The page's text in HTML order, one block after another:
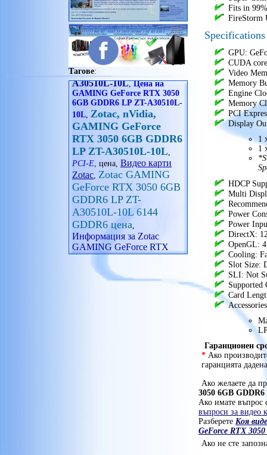
Seasonic
SHARKOON
Shuttle
Spire
Super Flower
SUPERMICRO
Thermalright
Thermaltake
Trendsonic
XIGMATEK
Xilence
XPG
Zalman
Zebra
или изберете
захранвания втора употреба
офис принадлежности
очила
принадлежности
радиостанции
рамка за снимка
сплитери
телескоп
уреди за дома
фитнес гривни
часовници
Тагове:
GAMING GeForce RTX
3050 6GB GDDR6 LP ZT-
A30510L-10L
GAMING GeForce RTX 3050
6GB GDDR6 LP ZT-A30510L-
10L, Zotac, nVidia,
GAMING GeForce
RTX 3050 6GB GDDR6
LP ZT-A30510L-10L,
PCI-E, цена,Видео карти
Zotac, Zotac GAMING
GeForce RTX 3050 6GB
GDDR6 LP ZT-
A30510L-10L 6144
GDDR6 цена,
Информация за Zotac
GAMING GeForce RTX
3050 6GB GDDR6 LP ZT-
Zotac GAMING GeForce RTX
3050 6GB GDDR6 LP ZT-
Fits in
FireStorm
Specifications
GPU:
CUDA
Video
Memory
Engine
Memory
PCI
Display
1
1
HDCP
Multi
Power
Power
DirectX:
OpenGL:
Cooling:
Slot Size:
SLI: Not
Supported
Card
Accessories
Гаранционен
* Ако
гаранцията
Ако желаете да
3050 6GB
Ако имате въпрос
въпроси за видео
Разберете Коя
GeForce RTX
Ако не сте